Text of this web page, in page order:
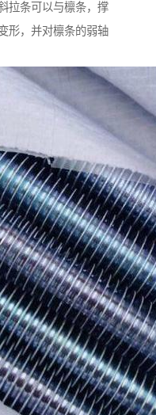
拉条可以与檩条，撑
形，并对檩条的弱轴